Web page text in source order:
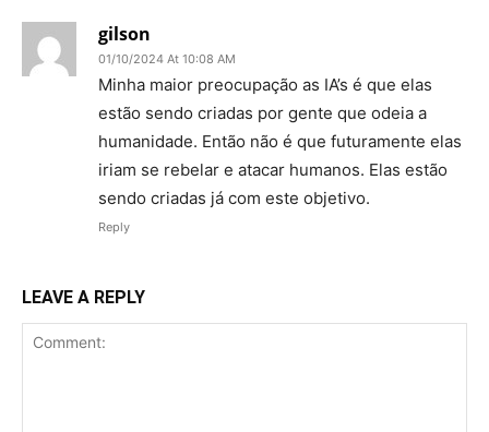
gilson
01/10/2024 At 10:08 AM
Minha maior preocupação as IA’s é que elas
estão sendo criadas por gente que odeia a
humanidade. Então não é que futuramente elas
iriam se rebelar e atacar humanos. Elas estão
sendo criadas já com este objetivo.
Reply
LEAVE A REPLY